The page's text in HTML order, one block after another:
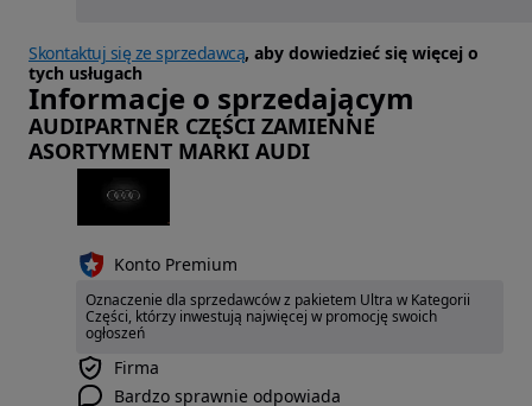
Skontaktuj się ze sprzedawcą, aby dowiedzieć się więcej o
tych usługach
Informacje o sprzedającym
AUDIPARTNER CZĘŚCI ZAMIENNE
ASORTYMENT MARKI AUDI
Konto Premium
Oznaczenie dla sprzedawców z pakietem Ultra w Kategorii
Części, którzy inwestują najwięcej w promocję swoich
ogłoszeń
Firma
Bardzo sprawnie odpowiada